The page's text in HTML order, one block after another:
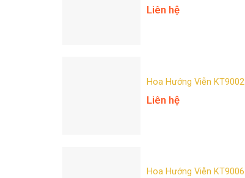
Liên hệ
Hoa Hướng Viễn KT9002
Liên hệ
Hoa Hướng Viễn KT9006